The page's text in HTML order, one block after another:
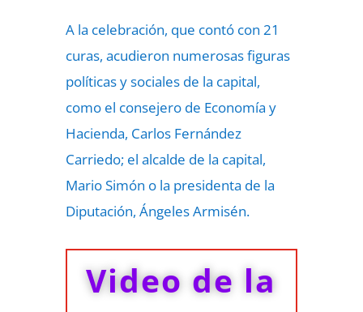
A la celebración, que contó con 21
curas, acudieron numerosas figuras
políticas y sociales de la capital,
como el consejero de Economía y
Hacienda, Carlos Fernández
Carriedo; el alcalde de la capital,
Mario Simón o la presidenta de la
Diputación, Ángeles Armisén.
Video de la